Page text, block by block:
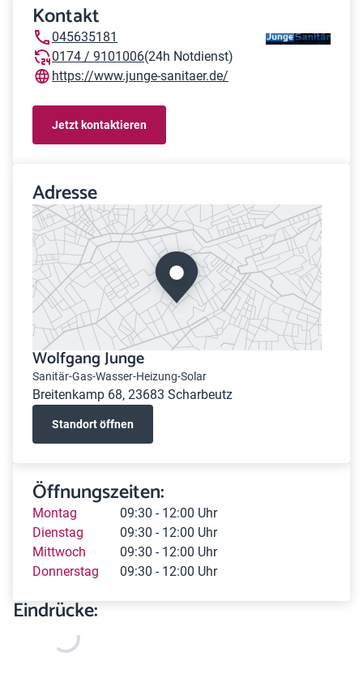
Kontakt
045635181
0174 / 9101006(24h Notdienst)
https://www.junge-sanitaer.de/
Jetzt kontaktieren
Adresse
Wolfgang Junge
Sanitär-Gas-Wasser-Heizung-Solar
Breitenkamp 68, 23683 Scharbeutz
Standort öffnen
Öffnungszeiten:
Montag
09:30 - 12:00 Uhr
Dienstag
09:30 - 12:00 Uhr
Mittwoch
09:30 - 12:00 Uhr
Donnerstag
09:30 - 12:00 Uhr
Eindrücke: